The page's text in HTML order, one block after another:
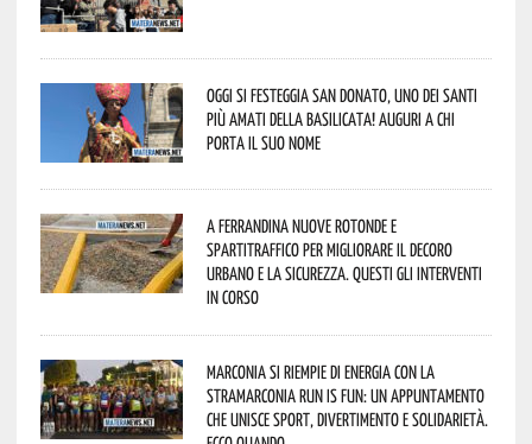
Oggi si festeggia San Donato, uno dei Santi
più amati della Basilicata! Auguri a chi
porta il suo nome
A Ferrandina nuove rotonde e
spartitraffico per migliorare il decoro
urbano e la sicurezza. Questi gli interventi
in corso
Marconia si riempie di energia con la
StraMarconia Run is Fun: un appuntamento
che unisce sport, divertimento e solidarietà.